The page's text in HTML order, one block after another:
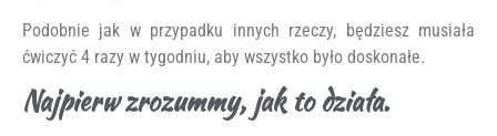
Podobnie jak w przypadku innych rzeczy, będziesz musiała
ćwiczyć 4 razy w tygodniu, aby wszystko było doskonałe.
Najpierw zrozummy, jak to działa.